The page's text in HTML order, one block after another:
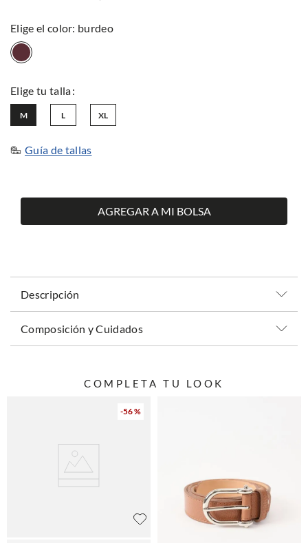
: burdeo
L
M XL
Guía de tallas
AGREGAR A MI BOLSA
Descripción
Composición y Cuidados
COMPLETA TU LOOK
-56 %